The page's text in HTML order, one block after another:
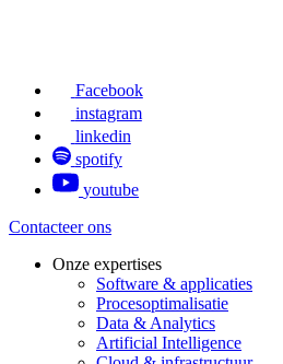
Facebook
instagram
linkedin
spotify
youtube
Contacteer ons
Onze expertises
Software & applicaties
Procesoptimalisatie
Data & Analytics
Artificial Intelligence